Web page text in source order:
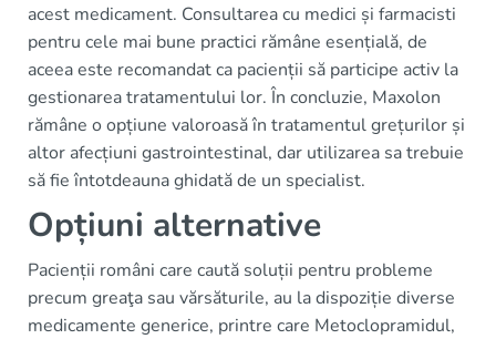
acest medicament. Consultarea cu medici și farmacisti
pentru cele mai bune practici rămâne esențială, de
aceea este recomandat ca pacienții să participe activ la
gestionarea tratamentului lor. În concluzie, Maxolon
rămâne o opțiune valoroasă în tratamentul grețurilor și
altor afecțiuni gastrointestinal, dar utilizarea sa trebuie
să fie întotdeauna ghidată de un specialist.
Opțiuni alternative
Pacienții români care caută soluții pentru probleme
precum greaţa sau vărsăturile, au la dispoziție diverse
medicamente generice, printre care Metoclopramidul,